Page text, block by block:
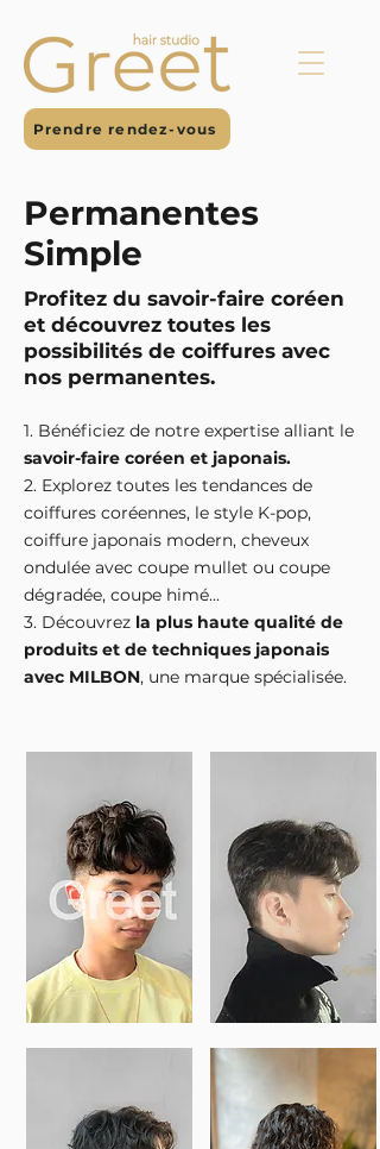
Prendre rendez-vous
Permanentes
Simple
Profitez du savoir-faire coréen
et découvrez toutes les
possibilités de coiffures avec
nos permanentes.
1. Bénéficiez de notre expertise alliant le
savoir-faire coréen et japonais.
2. Explorez toutes les tendances de
coiffures coréennes, le style K-pop,
coiffure japonais modern, cheveux
ondulée avec coupe mullet ou coupe
dégradée, coupe himé...
3. Découvrez la plus haute qualité de
produits et de techniques japonais
avec MILBON, une marque spécialisée.